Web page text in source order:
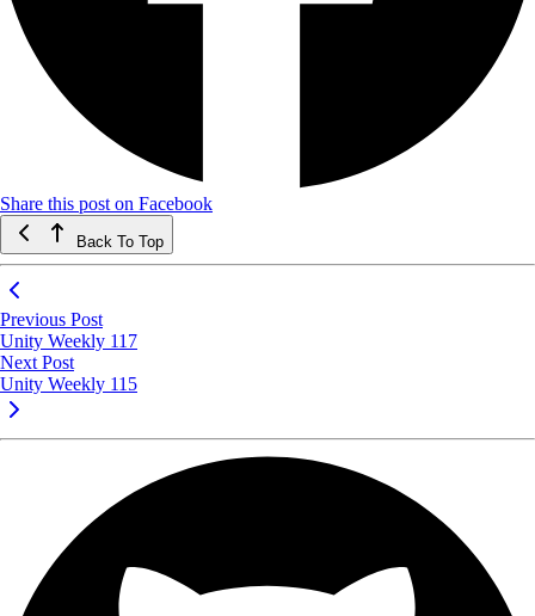
Share this post on Facebook
Back To Top
Previous Post
Unity Weekly 117
Next Post
Unity Weekly 115